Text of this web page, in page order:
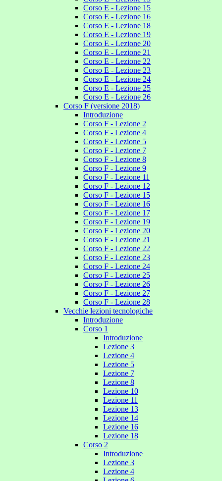
Corso E - Lezione 15
Corso E - Lezione 16
Corso E - Lezione 18
Corso E - Lezione 19
Corso E - Lezione 20
Corso E - Lezione 21
Corso E - Lezione 22
Corso E - Lezione 23
Corso E - Lezione 24
Corso E - Lezione 25
Corso E - Lezione 26
Corso F (versione 2018)
Introduzione
Corso F - Lezione 2
Corso F - Lezione 4
Corso F - Lezione 5
Corso F - Lezione 7
Corso F - Lezione 8
Corso F - Lezione 9
Corso F - Lezione 11
Corso F - Lezione 12
Corso F - Lezione 15
Corso F - Lezione 16
Corso F - Lezione 17
Corso F - Lezione 19
Corso F - Lezione 20
Corso F - Lezione 21
Corso F - Lezione 22
Corso F - Lezione 23
Corso F - Lezione 24
Corso F - Lezione 25
Corso F - Lezione 26
Corso F - Lezione 27
Corso F - Lezione 28
Vecchie lezioni tecnologiche
Introduzione
Corso 1
Introduzione
Lezione 3
Lezione 4
Lezione 5
Lezione 7
Lezione 8
Lezione 10
Lezione 11
Lezione 13
Lezione 14
Lezione 16
Lezione 18
Corso 2
Introduzione
Lezione 3
Lezione 4